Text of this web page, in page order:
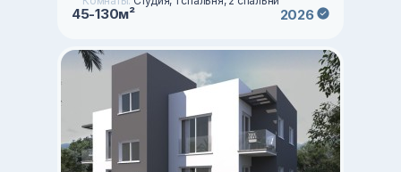
45-130м² 2026